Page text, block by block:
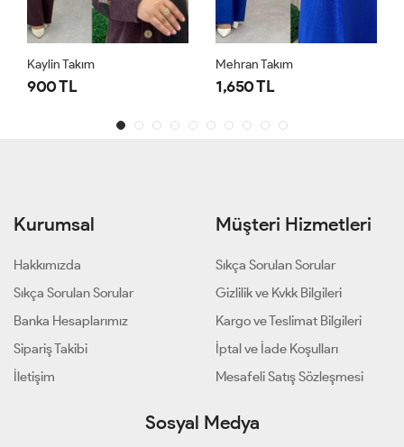
Kaylin Takım
900 TL
Mehran Takım
1,650 TL
Kurumsal
Hakkımızda
Sıkça Sorulan Sorular
Banka Hesaplarımız
Sipariş Takibi
İletişim
Müşteri Hizmetleri
Sıkça Sorulan Sorular
Gizlilik ve Kvkk Bilgileri
Kargo ve Teslimat Bilgileri
İptal ve İade Koşulları
Mesafeli Satış Sözleşmesi
Sosyal Medya